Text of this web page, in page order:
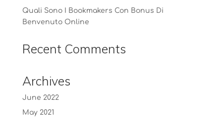
Quali Sono I Bookmakers Con Bonus Di
Benvenuto Online
Recent Comments
Archives
June 2022
May 2021